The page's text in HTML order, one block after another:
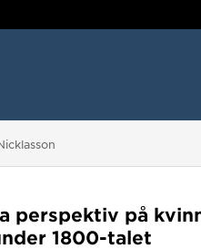
perspektiv på
1800-talet